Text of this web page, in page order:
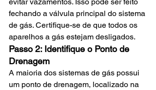
evitar vazamentos. Isso pode ser feito
fechando a válvula principal do sistema
de gás. Certifique-se de que todos os
aparelhos a gás estejam desligados.
Passo 2: Identifique o Ponto de
Drenagem
A maioria dos sistemas de gás possui
um ponto de drenagem, localizado na